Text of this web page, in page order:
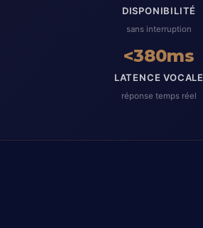
DISPONIBILITÉ
sans interruption
<380ms
LATENCE VOCALE
réponse temps réel